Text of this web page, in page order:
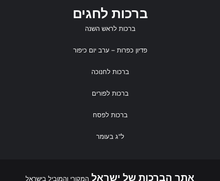
ברכות לחגים
ברכות לראש השנה
פדיון כפרות – ערב יום כיפור
ברכות לחנוכה
ברכות לפורים
ברכות לפסח
ל"ג בעומר
אתר הברכות של ישראל המקורי והמוביל בישראל